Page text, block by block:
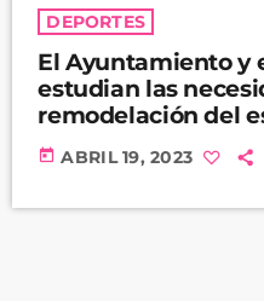
DEPORTES
El Ayuntamiento y
estudian las
remodelación del
today ABRIL 19, 2023